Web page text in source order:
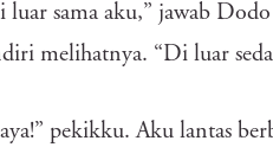
luar sama aku,” jawab
melihatnya. “Di luar
pekikku. Aku lantas